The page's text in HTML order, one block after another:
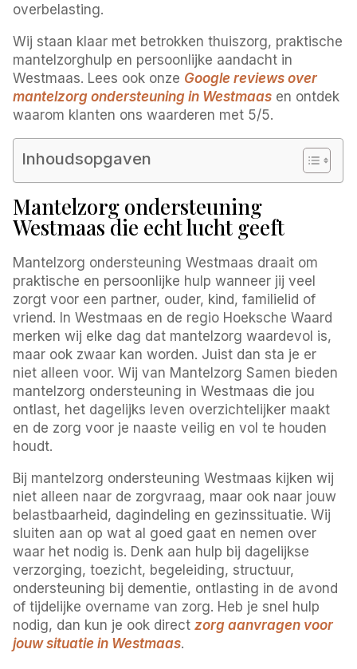
overbelasting.
Wij staan klaar met betrokken thuiszorg, praktische
mantelzorghulp en persoonlijke aandacht in
Westmaas. Lees ook onze Google reviews over
mantelzorg ondersteuning in Westmaas en ontdek
waarom klanten ons waarderen met 5/5.
Inhoudsopgaven
Mantelzorg ondersteuning
Westmaas die echt lucht geeft
Mantelzorg ondersteuning Westmaas draait om
praktische en persoonlijke hulp wanneer jij veel
zorgt voor een partner, ouder, kind, familielid of
vriend. In Westmaas en de regio Hoeksche Waard
merken wij elke dag dat mantelzorg waardevol is,
maar ook zwaar kan worden. Juist dan sta je er
niet alleen voor. Wij van Mantelzorg Samen bieden
mantelzorg ondersteuning in Westmaas die jou
ontlast, het dagelijks leven overzichtelijker maakt
en de zorg voor je naaste veilig en vol te houden
houdt.
Bij mantelzorg ondersteuning Westmaas kijken wij
niet alleen naar de zorgvraag, maar ook naar jouw
belastbaarheid, dagindeling en gezinssituatie. Wij
sluiten aan op wat al goed gaat en nemen over
waar het nodig is. Denk aan hulp bij dagelijkse
verzorging, toezicht, begeleiding, structuur,
ondersteuning bij dementie, ontlasting in de avond
of tijdelijke overname van zorg. Heb je snel hulp
nodig, dan kun je ook directzorg aanvragen voor
jouw situatie in Westmaas.